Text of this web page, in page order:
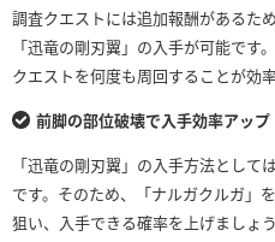
調査クエストには追加報酬があるた
「迅竜の剛刃翼」の入手が可能です
クエストを何度も周回することが効
前脚の部位破壊で入手効率アップ
「迅竜の剛刃翼」の入手方法としては
です。そのため、「ナルガクルガ」
狙い、入手できる確率を上げましょう